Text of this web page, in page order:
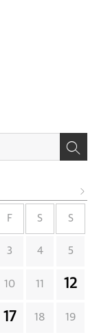
F S S
3 4 5
10 11 12
17 18 19